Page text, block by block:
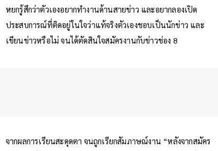
หยกรู้สึกว่าตัวเองอยากทำงานด้านสายข่าว และอยากลองเปิด
ประสบการณ์ที่ติดอยู่ในใจว่าแท้จริงตัวเองชอบเป็นนักข่าว และ
เขียนข่าวหรือไม่ จนได้ตัดสินใจสมัครงานกับข่าวช่อง 8
จากผลการเรียนสะดุดตา จนถูกเรียกสัมภาษณ์งาน “หลังจากสมัคร